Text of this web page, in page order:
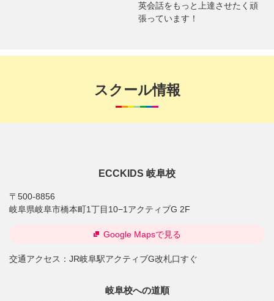
英会話をもっと上達させたく頑
張っています！
スクール情報
ECCKIDS 岐阜校
〒500-8856
岐阜県岐阜市橋本町1丁目10−1アクティブG 2F
交通アクセス： JR岐阜駅アクティブG改札口すぐ
Google Mapsで見る
岐阜校への道順